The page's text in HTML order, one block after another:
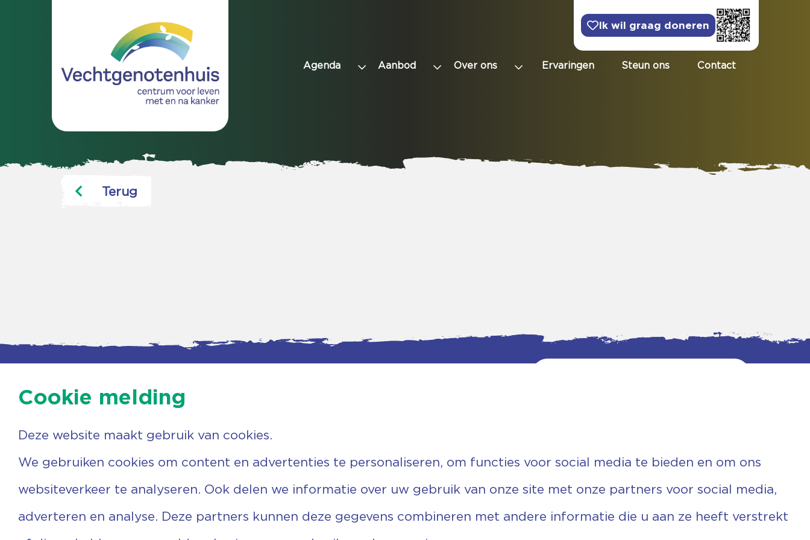
Ik wil graag doneren
Agenda Aanbod Over ons Ervaringen Steun ons Contact
Terug
Agenda
Nieuwsbrief
Vrijwilligers
Steun ons
Contactgegevens
7731 PA Ommen
0529 455 767
info@vechtgenoten.nl
Fiscaal: 819280288
Rek.nr: NL85RABO0127579230
Cookie melding
Deze website maakt gebruik van cookies.
We gebruiken cookies om content en advertenties te personaliseren, om functies voor social media te bieden en om ons
websiteverkeer te analyseren. Ook delen we informatie over uw gebruik van onze site met onze partners voor social media,
adverteren en analyse. Deze partners kunnen deze gegevens combineren met andere informatie die u aan ze heeft verstrekt